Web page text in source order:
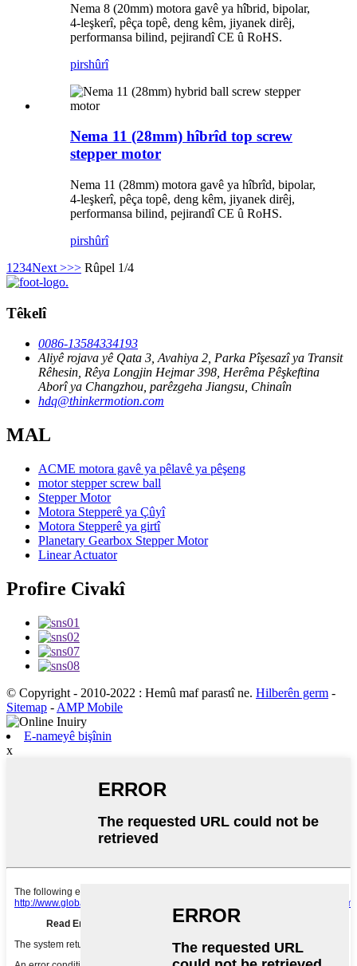
Nema 8 (20mm) motora gavê ya hîbrid, bipolar,
4-leşkerî, pêça topê, deng kêm, jiyanek dirêj,
performansa bilind, pejirandî CE û RoHS.
pirshûrî
Nema 11 (28mm) hîbrîd top screw
stepper motor
Nema 11 (28mm) motora gavê ya hîbrîd, bipolar,
4-leşkerî, pêça topê, deng kêm, jiyanek dirêj,
performansa bilind, pejirandî CE û RoHS.
pirshûrî
1 234Next >>> Rûpel 1/4
Têkelî
0086-13584334193
Aliyê rojava yê Qata 3, Avahiya 2, Parka Pîşesazî ya Transit
Rêhesin, Rêya Longjin Hejmar 398, Herêma Pêşkeftina
Aborî ya Changzhou, parêzgeha Jiangsu, Chinaîn
hdq@thinkermotion.com
MAL
ACME motora gavê ya pêlavê ya pêşeng
motor stepper screw ball
Stepper Motor
Motora Stepperê ya Çûyî
Motora Stepperê ya girtî
Planetary Gearbox Stepper Motor
Linear Actuator
Profire Civakî
© Copyright - 2010-2022 : Hemû maf parastî ne. Hilberên germ -
Sitemap - AMP Mobile
E-nameyê bişînin
x